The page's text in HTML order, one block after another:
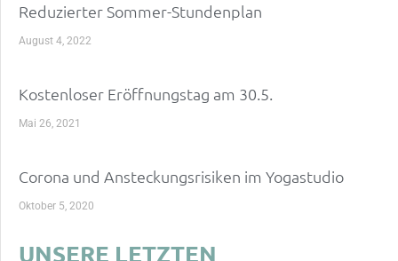
Reduzierter Sommer-Stundenplan
August 4, 2022
Kostenloser Eröffnungstag am 30.5.
Mai 26, 2021
Corona und Ansteckungsrisiken im Yogastudio
Oktober 5, 2020
UNSERE LETZTEN